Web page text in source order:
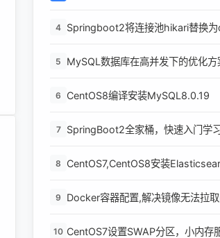
4 Springboot2将连接池hikari替换为
5 MySQL数据库在高并发下的优化方
6 CentOS8编译安装MySQL8.0.19
7 SpringBoot2全家桶，快速入门学
8 CentOS7,CentOS8安装
9 Docker容器配置,解决镜像无法拉
10 CentOS7设置SWAP分区，小内存